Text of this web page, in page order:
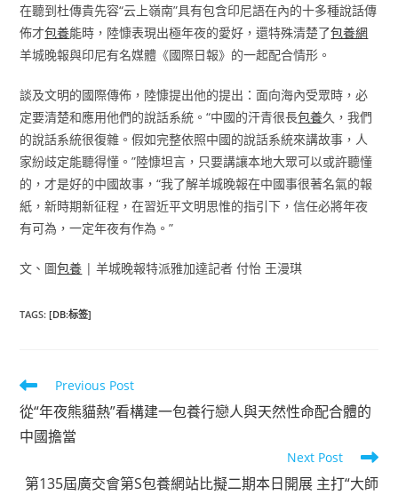
在聽到杜傳貴先容“云上嶺南”具有包含印尼語在內的十多種說話傳
佈才包養能時，陸慷表現出極年夜的愛好，還特殊清楚了包養網
羊城晚報與印尼有名媒體《國際日報》的一起配合情形。
談及文明的國際傳佈，陸慷提出他的提出：面向海內受眾時，必
定要清楚和應用他們的說話系統。“中國的汗青很長包養久，我們
的說話系統很復雜。假如完整依照中國的說話系統來講故事，人
家紛歧定能聽得懂。”陸慷坦言，只要講讓本地大眾可以或許聽懂
的，才是好的中國故事，“我了解羊城晚報在中國事很著名氣的報
紙，新時期新征程，在習近平文明思惟的指引下，信任必將年夜
有可為，一定年夜有作為。”
文、圖包養 | 羊城晚報特派雅加達記者 付怡 王漫琪
TAGS:[DB:标签]
Read
more
articles
Previous Post
從“年夜熊貓熱”看構建一包養行戀人與天然性命配合體的
中國擔當
Next Post
第135屆廣交會第S包養網站比擬二期本日開展 主打“大師